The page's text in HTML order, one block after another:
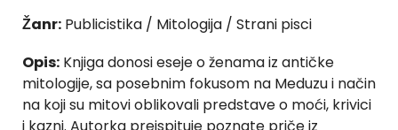
Žanr: Publicistika / Mitologija / Strani pisci
Opis: Knjiga donosi eseje o ženama iz antičke
mitologije, sa posebnim fokusom na Meduzu i način
na koji su mitovi oblikovali predstave o moći, krivici